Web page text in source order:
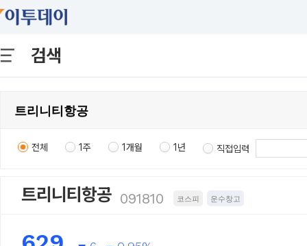
검색
전체 1주 1개월 1년 직접입력
트리니티항공 091810 코스피 운수창고